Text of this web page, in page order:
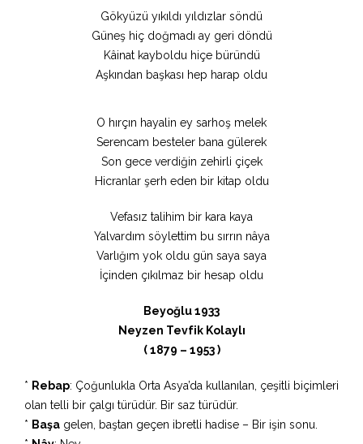
Gökyüzü yıkıldı yıldızlar söndü
Güneş hiç doğmadı ay geri döndü
Kâinat kayboldu hiçe büründü
Aşkından başkası hep harap oldu
O hırçın hayalin ey sarhoş melek
Serencam besteler bana gülerek
Son gece verdiğin zehirli çiçek
Hicranlar şerh eden bir kitap oldu
Vefasız talihim bir kara kaya
Yalvardım söylettim bu sırrın nâya
Varlığım yok oldu gün saya saya
İçinden çıkılmaz bir hesap oldu
Beyoğlu 1933
Neyzen Tevfik Kolaylı
( 1879 – 1953 )
* Rebap: Çoğunlukla Orta Asya’da kullanılan, çeşitli biçimleri
olan telli bir çalgı türüdür. Bir saz türüdür.
* Başa gelen, baştan geçen ibretli hadise – Bir işin sonu.